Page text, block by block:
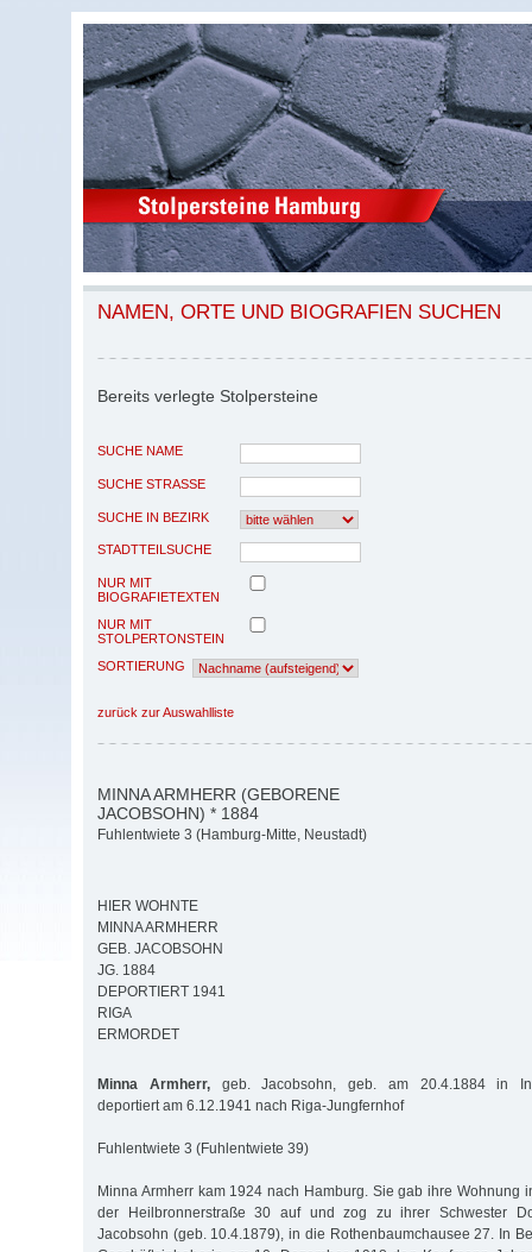
NAMEN, ORTE UND BIOGRAFIEN SUCHEN
Bereits verlegte Stolpersteine
SUCHE NAME
SUCHE STRASSE
SUCHE IN BEZIRK
STADTTEILSUCHE
NUR MIT
BIOGRAFIETEXTEN
NUR MIT
STOLPERTONSTEIN
SORTIERUNG
zurück zur Auswahlliste
MINNA ARMHERR (GEBORENE
JACOBSOHN) * 1884
Fuhlentwiete 3 (Hamburg-Mitte, Neustadt)
HIER WOHNTE
MINNA ARMHERR
GEB. JACOBSOHN
JG. 1884
DEPORTIERT 1941
RIGA
ERMORDET
Minna Armherr,geb. Jacobsohn, geb. am 20.4.1884 in
deportiert am 6.12.1941 nach Riga-Jungfernhof
Fuhlentwiete 3 (Fuhlentwiete 39)
Minna Armherr kam 1924 nach Hamburg. Sie gab ihre Wohnung
der Heilbronnerstraße 30 auf und zog zu ihrer Schwester
Jacobsohn (geb. 10.4.1879), in die Rothenbaumchausee 27. In